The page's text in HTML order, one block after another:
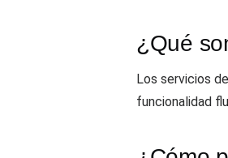
¿Qué
Los servicios
funcionalidad